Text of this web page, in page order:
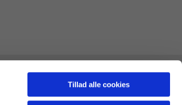
Tillad alle cookies